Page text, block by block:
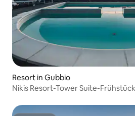
Resort in Gubbio
Nikis Resort-Tower Suite-